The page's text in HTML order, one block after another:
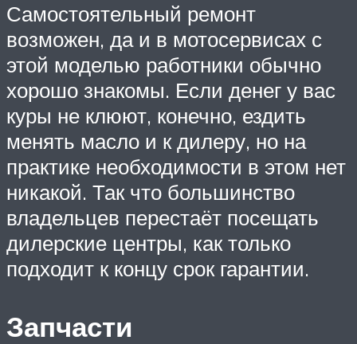
Самостоятельный ремонт
возможен, да и в мотосервисах с
этой моделью работники обычно
хорошо знакомы. Если денег у вас
куры не клюют, конечно, ездить
менять масло и к дилеру, но на
практике необходимости в этом нет
никакой. Так что большинство
владельцев перестаёт посещать
дилерские центры, как только
подходит к концу срок гарантии.
Запчасти